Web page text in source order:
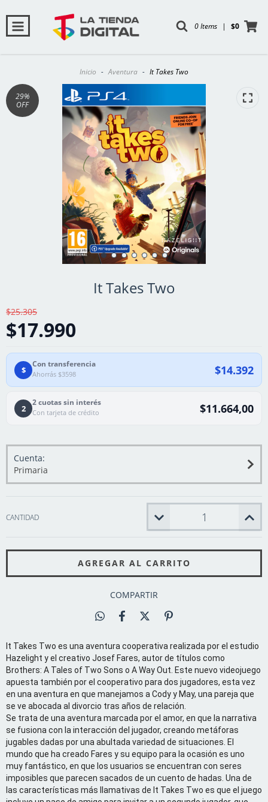
0 Items | $0
Inicio - Aventura - It Takes Two
29%
OFF
It Takes Two
$25.305
$17.990
$
Con transferencia
Ahorrás $3598 $14.392
2
2 cuotas sin interés
Con tarjeta de crédito $11.664,00
Cuenta:
Primaria
CANTIDAD
COMPARTIR
It Takes Two es una aventura cooperativa realizada por el estudio
Hazelight y el creativo Josef Fares, autor de títulos como
Brothers: A Tales of Two Sons o A Way Out. Este nuevo videojuego
apuesta también por el cooperativo para dos jugadores, esta vez
en una aventura en que manejamos a Cody y May, una pareja que
se ve abocada al divorcio tras años de relación.
Se trata de una aventura marcada por el amor, en que la narrativa
se fusiona con la interacción del jugador, creando metáforas
jugables dadas por una abultada variedad de situaciones. El
mundo que ha creado Fares y su equipo para la ocasión es uno
muy fantástico, en que los usuarios se encuentran con seres
imposibles que parecen sacados de un cuento de hadas. Una de
las características más llamativas de It Takes Two es que el juego